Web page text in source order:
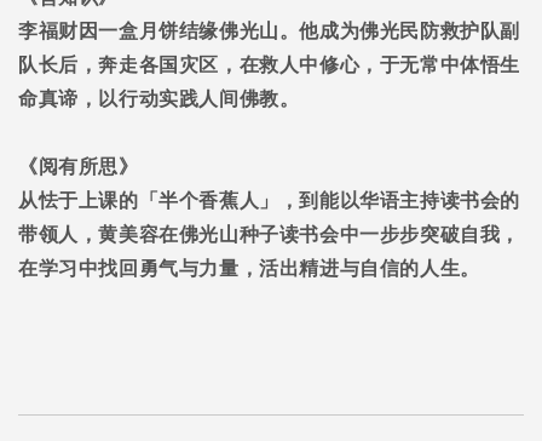
李福财因一盒月饼结缘佛光山。他成为佛光民防救护队副
队长后，奔走各国灾区，在救人中修心，于无常中体悟生
命真谛，以行动实践人间佛教。
《阅有所思》
从怯于上课的「半个香蕉人」，到能以华语主持读书会的
带领人，黄美容在佛光山种子读书会中一步步突破自我，
在学习中找回勇气与力量，活出精进与自信的人生。